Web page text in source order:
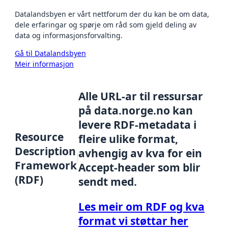
Datalandsbyen er vårt nettforum der du kan be om data,
dele erfaringar og spørje om råd som gjeld deling av
data og informasjonsforvalting.
Gå til Datalandsbyen
Meir informasjon
Resource
Description
Framework
(RDF)
Alle URL-ar til ressursar
på data.norge.no kan
levere RDF-metadata i
fleire ulike format,
avhengig av kva for ein
Accept-header som blir
sendt med.
Les meir om RDF og kva
format vi støttar her